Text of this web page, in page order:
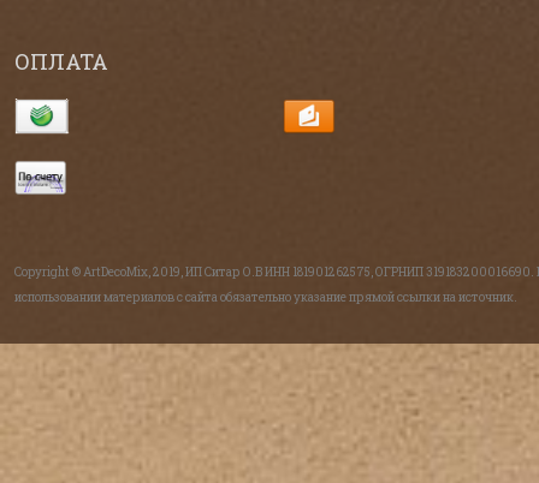
ОПЛАТА
Copyright © ArtDecoMix, 2019, ИП Ситар О.В ИНН 181901262575, ОГРНИП 319183200016690.
использовании материалов с сайта обязательно указание прямой ссылки на источник.